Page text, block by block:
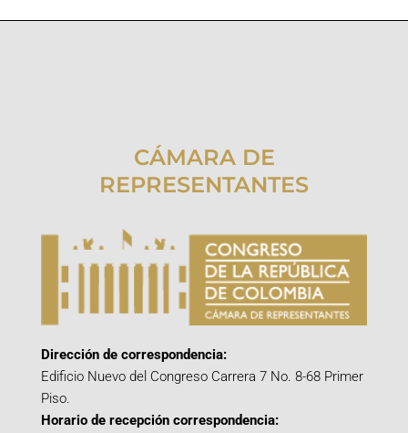
CÁMARA DE
REPRESENTANTES
Dirección de correspondencia:
Edificio Nuevo del Congreso Carrera 7 No. 8-68 Primer
Piso.
Horario de recepción correspondencia: